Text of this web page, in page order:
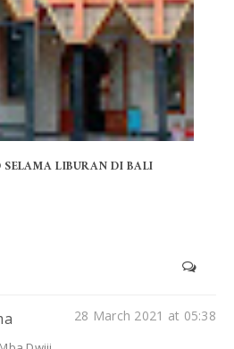
SELAMA LIBURAN DI BALI
28 March 2021 at 05:38